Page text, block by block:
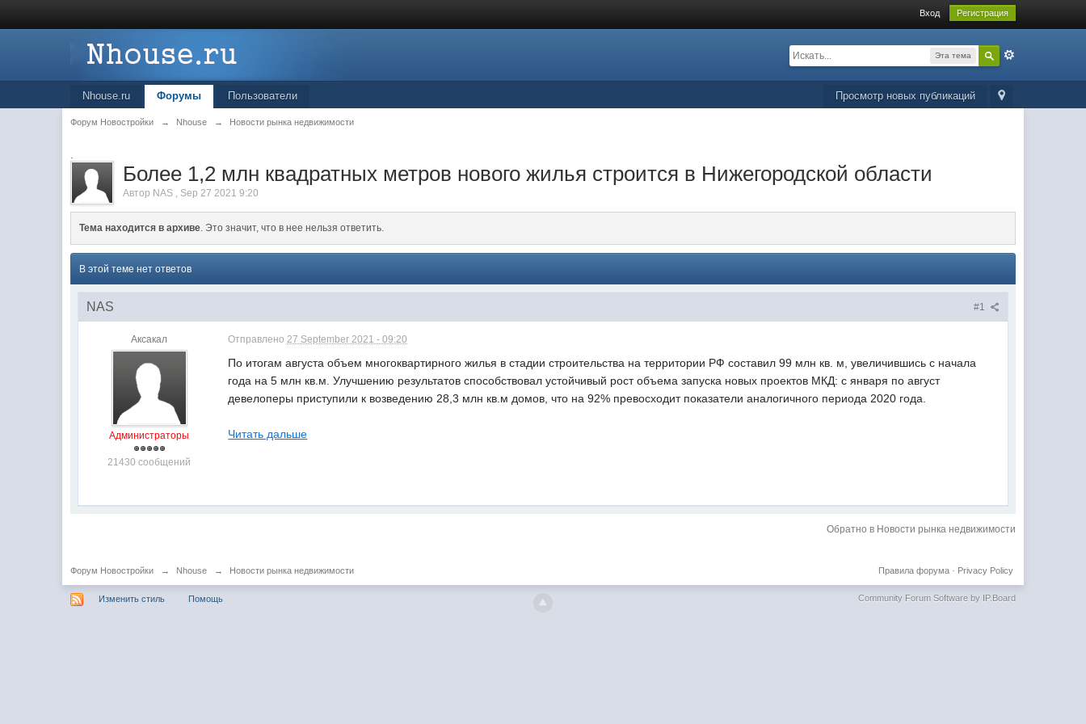
Вход Регистрация
Эта тема
Просмотр новых публикаций
Nhouse.ru Форумы Пользователи
Форум Новостройки → Nhouse → Новости рынка недвижимости
.
Более 1,2 млн квадратных метров нового жилья строится в Нижегородской области
Автор NAS , Sep 27 2021 9:20
Тема находится в архиве. Это значит, что в нее нельзя ответить.
В этой теме нет ответов
#1
NAS
Аксакал
Администраторы
21430 сообщений
Отправлено27 September 2021 - 09:20
По итогам августа объем многоквартирного жилья в стадии строительства на территории РФ составил 99 млн кв. м, увеличившись с начала
года на 5 млн кв.м. Улучшению результатов способствовал устойчивый рост объема запуска новых проектов МКД: с января по август
девелоперы приступили к возведению 28,3 млн кв.м домов, что на 92% превосходит показатели аналогичного периода 2020 года.
Читать дальше
Обратно в Новости рынка недвижимости
Форум Новостройки → Nhouse → Новости рынка недвижимости Privacy Policy
Правила форума·
Изменить стиль Помощь Community Forum Software by IP.Board